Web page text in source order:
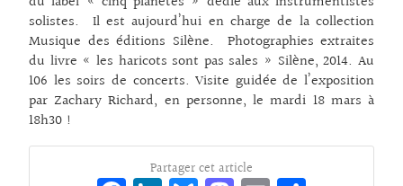
solistes. Il est aujourd’hui en charge de la collection
Musique des éditions Silène. Photographies extraites
du livre « les haricots sont pas sales » Silène, 2014. Au
106 les soirs de concerts. Visite guidée de l’exposition
par Zachary Richard, en personne, le mardi 18 mars à
18h30 !
Partager cet article